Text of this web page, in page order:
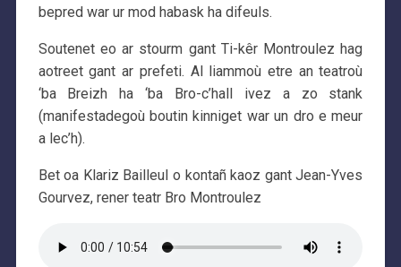
bepred war ur mod habask ha difeuls.
Soutenet eo ar stourm gant Ti-kêr Montroulez hag
aotreet gant ar prefeti. Al liammoù etre an teatroù
‘ba Breizh ha ‘ba Bro-c’hall ivez a zo stank
(manifestadegoù boutin kinniget war un dro e meur
a lec’h).
Bet oa Klariz Bailleul o kontañ kaoz gant Jean-Yves
Gourvez, rener teatr Bro Montroulez